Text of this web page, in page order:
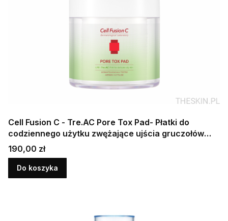
Cell Fusion C - Tre.AC Pore Tox Pad- Płatki do
codziennego użytku zwężające ujścia gruczołów
łojowych 60 szt/140 ml
Cena
190,00 zł
Do koszyka